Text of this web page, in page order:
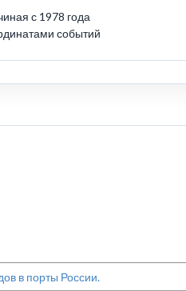
с 1978 года
событий
в порты России.